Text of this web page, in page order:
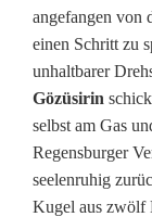
u
n
g
n
a
angefangen von
einen Schritt zu
unhaltbarer
Gözüsirin
selbst am Gas
Regensburger
seelenruhig
Kugel aus zwölf